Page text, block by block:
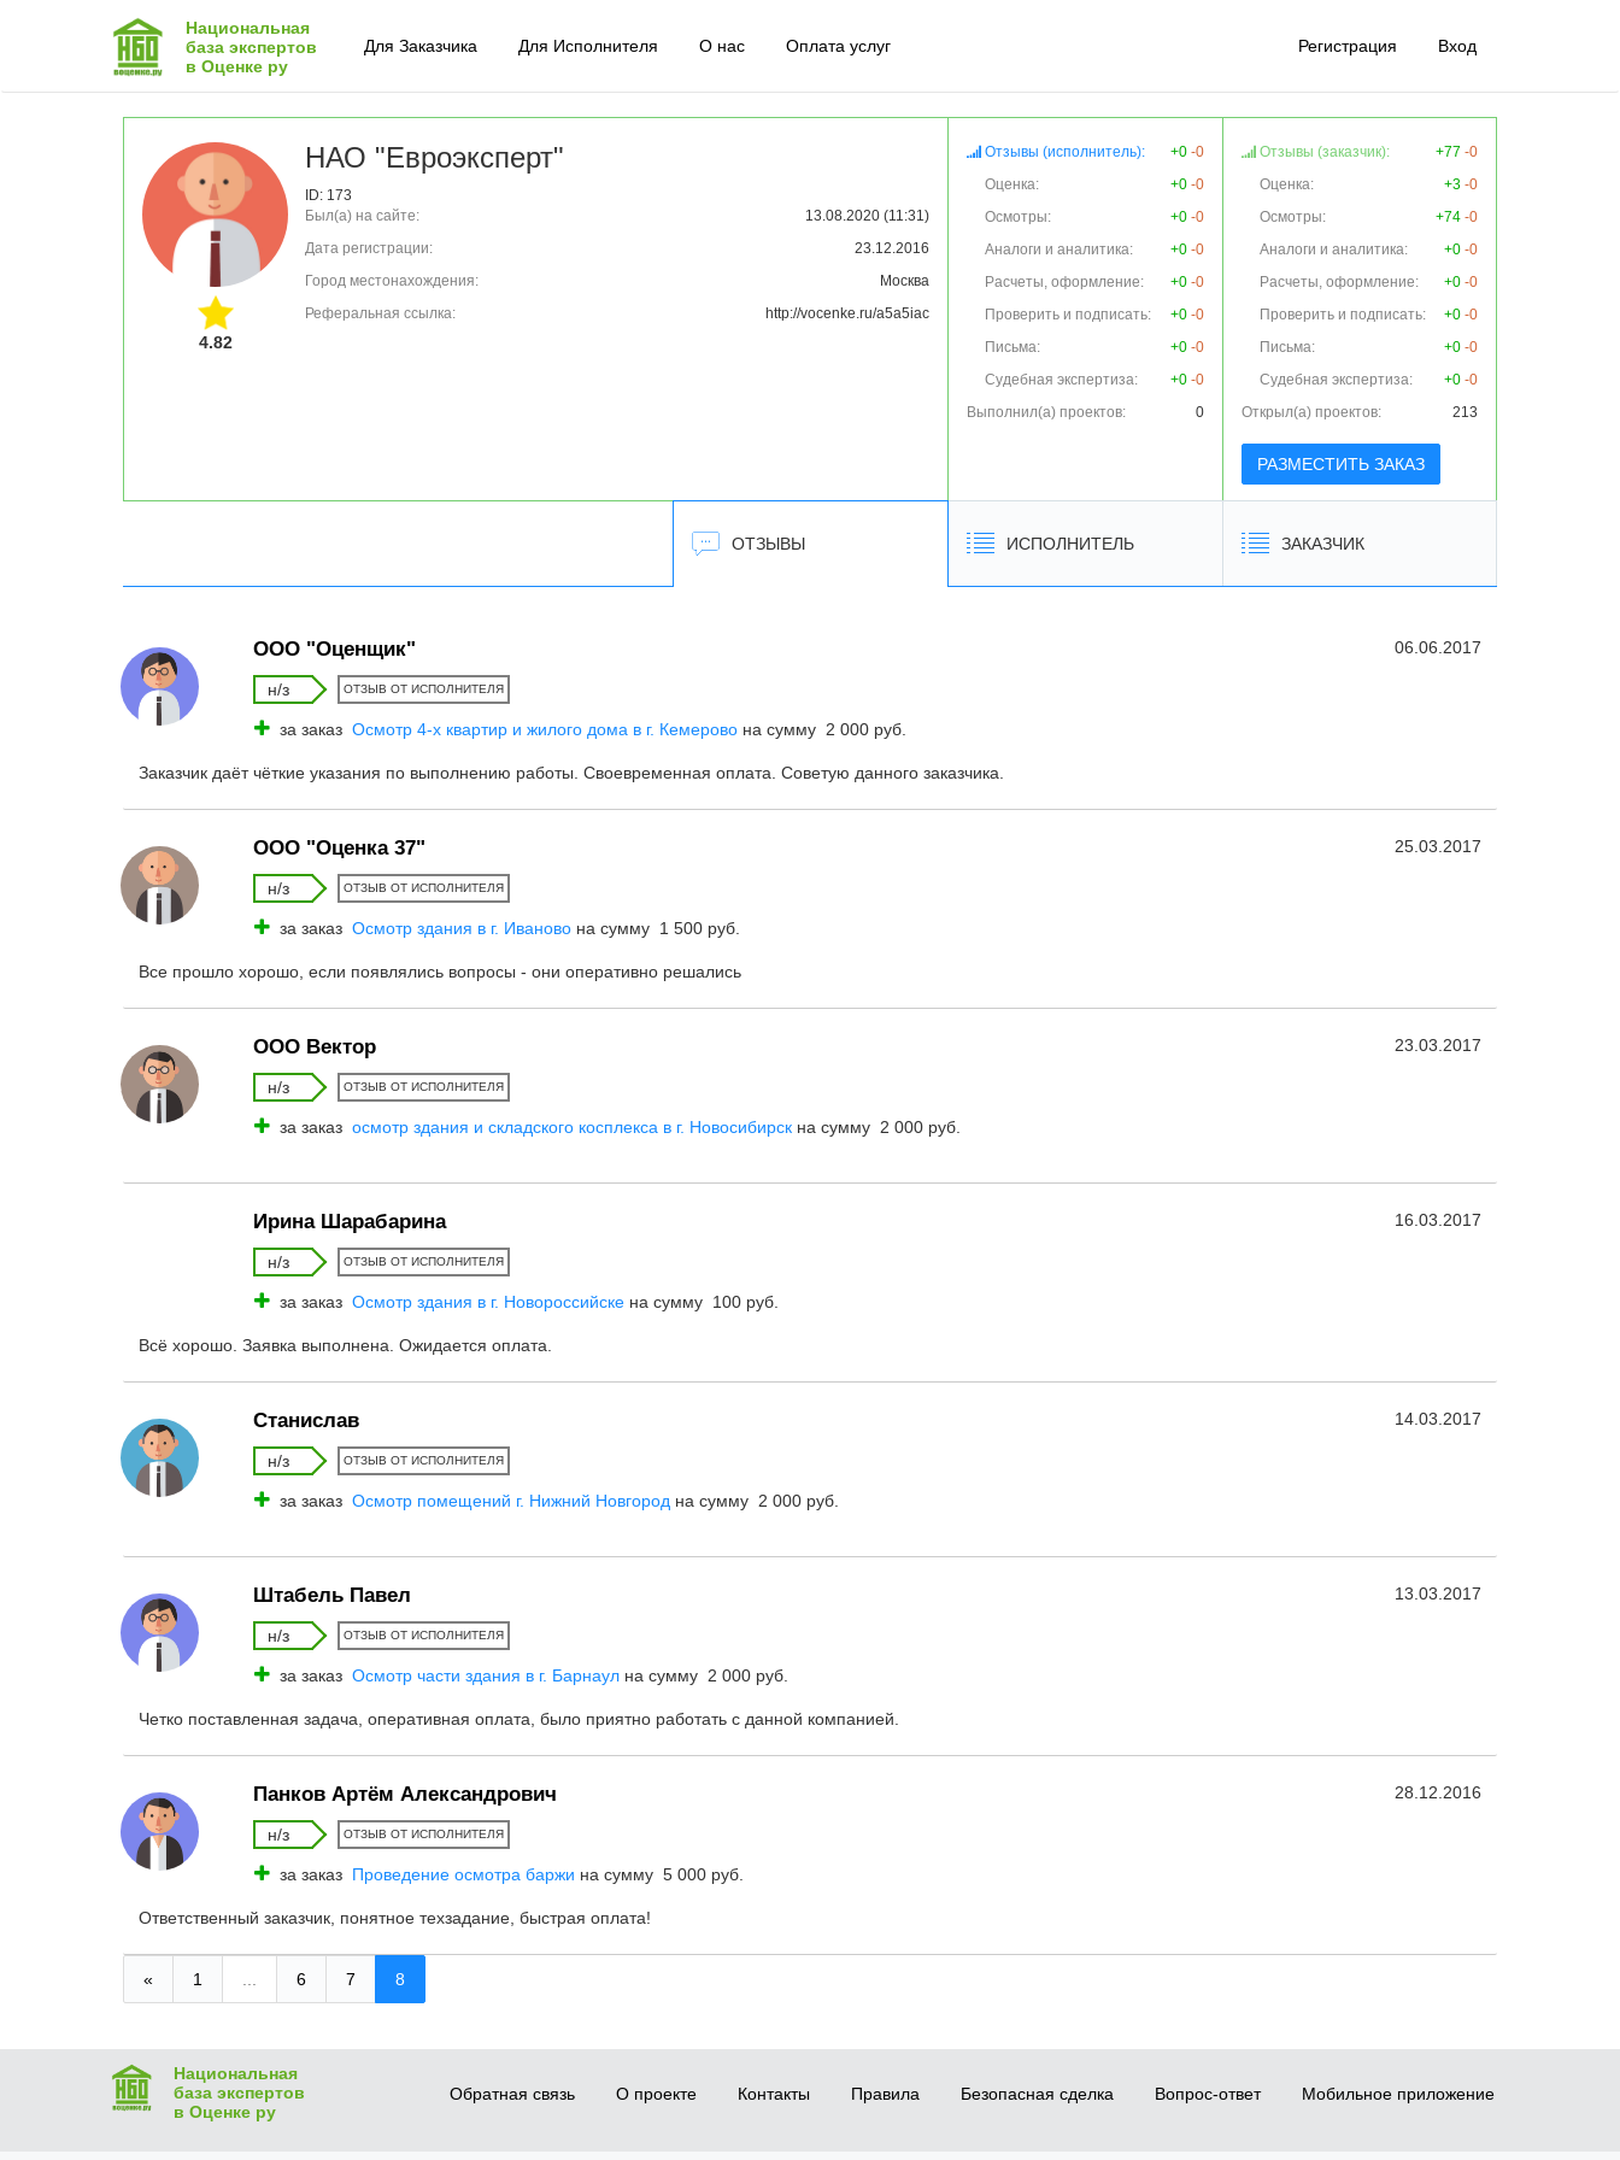
Национальная
база экспертов
в Оценке ру
Для Заказчика Для Исполнителя О нас Оплата услуг Регистрация Вход
4.82
НАО "Евроэксперт"
ID: 173
Был(а) на сайте:
13.08.2020 (11:31)
Дата регистрации:
23.12.2016
Город местонахождения:
Москва
Реферальная ссылка:
http://vocenke.ru/a5a5iac
Отзывы (исполнитель): +0 -0
Оценка:
+0 -0
Осмотры:
+0 -0
Аналоги и аналитика:
+0 -0
Расчеты, оформление:
+0 -0
Проверить и подписать:
+0 -0
Письма:
+0 -0
Судебная экспертиза:
+0 -0
Выполнил(а) проектов:
0
Отзывы (заказчик): +77 -0
Оценка:
+3 -0
Осмотры:
+74 -0
Аналоги и аналитика:
+0 -0
Расчеты, оформление:
+0 -0
Проверить и подписать:
+0 -0
Письма:
+0 -0
Судебная экспертиза:
+0 -0
Открыл(а) проектов:
213
РАЗМЕСТИТЬ ЗАКАЗ
ОТЗЫВЫ ИСПОЛНИТЕЛЬ ЗАКАЗЧИК
ООО "Оценщик" 06.06.2017
н/з ОТЗЫВ ОТ ИСПОЛНИТЕЛЯ
за заказ Осмотр 4-х квартир и жилого дома в г. Кемерово на сумму 2 000 руб.
Заказчик даёт чёткие указания по выполнению работы. Своевременная оплата. Советую данного заказчика.
ООО "Оценка 37" 25.03.2017
н/з ОТЗЫВ ОТ ИСПОЛНИТЕЛЯ
за заказ Осмотр здания в г. Иваново на сумму 1 500 руб.
Все прошло хорошо, если появлялись вопросы - они оперативно решались
ООО Вектор 23.03.2017
н/з ОТЗЫВ ОТ ИСПОЛНИТЕЛЯ
за заказ осмотр здания и складского косплекса в г. Новосибирск на сумму 2 000 руб.
Ирина Шарабарина 16.03.2017
н/з ОТЗЫВ ОТ ИСПОЛНИТЕЛЯ
за заказ Осмотр здания в г. Новороссийске на сумму 100 руб.
Всё хорошо. Заявка выполнена. Ожидается оплата.
Станислав 14.03.2017
н/з ОТЗЫВ ОТ ИСПОЛНИТЕЛЯ
за заказ Осмотр помещений г. Нижний Новгород на сумму 2 000 руб.
Штабель Павел 13.03.2017
н/з ОТЗЫВ ОТ ИСПОЛНИТЕЛЯ
за заказ Осмотр части здания в г. Барнаул на сумму 2 000 руб.
Четко поставленная задача, оперативная оплата, было приятно работать с данной компанией.
Панков Артём Александрович 28.12.2016
н/з ОТЗЫВ ОТ ИСПОЛНИТЕЛЯ
за заказ Проведение осмотра баржи на сумму 5 000 руб.
Ответственный заказчик, понятное техзадание, быстрая оплата!
« 1 6 7 8
Национальная
база экспертов
в Оценке ру
Обратная связь О проекте Контакты Правила Безопасная сделка Вопрос-ответ Мобильное приложение